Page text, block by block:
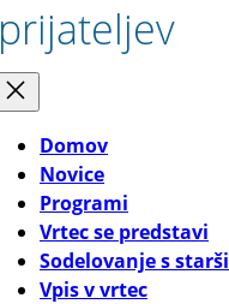
prijateljev
Domov
Novice
Programi
Vrtec se predstavi
Sodelovanje s starši
Vpis v vrtec